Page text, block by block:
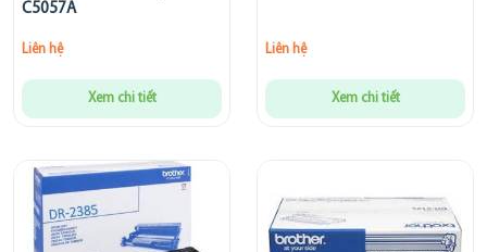
C5057A
Liên hệ
Xem chi tiết
Liên hệ
Xem chi tiết